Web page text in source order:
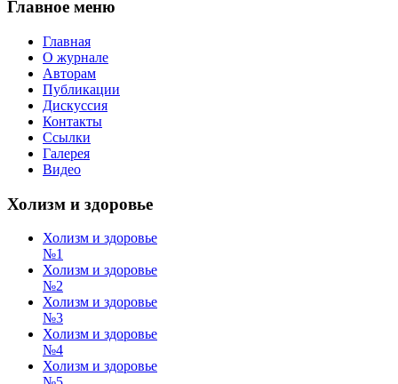
Главное меню
Главная
О журнале
Авторам
Публикации
Дискуссия
Контакты
Ссылки
Галерея
Видео
Холизм и здоровье
Холизм и здоровье
№1
Холизм и здоровье
№2
Холизм и здоровье
№3
Холизм и здоровье
№4
Холизм и здоровье